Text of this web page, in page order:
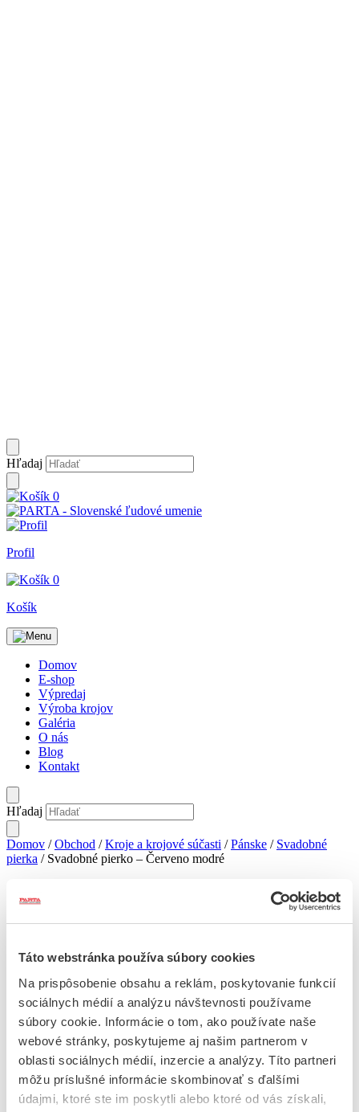
Táto webstránka používa súbory cookies
Na prispôsobenie obsahu a reklám, poskytovanie funkcií
sociálnych médií a analýzu návštevnosti používame
súbory cookie. Informácie o tom, ako používate naše
webové stránky, poskytujeme aj našim partnerom v
oblasti sociálnych médií, inzercie a analýzy. Títo partneri
môžu príslušné informácie skombinovať s ďalšími
údajmi, ktoré ste im poskytli alebo ktoré od vás získali,
Hľadaj
0
Profil
0
Košík
Domov
E-shop
Výpredaj
Výroba krojov
Galéria
O nás
Blog
Kontakt
Hľadaj
Domov /Obchod /Kroje a krojové súčasti /Pánske / Svadobné
pierka / Svadobné pierko – Červeno modré
Nie je na sklade
Popis
Popis
Svadobné pierko ( ozdobná kytička ) bol a je znak mládeneckého a
svadobného odevu.